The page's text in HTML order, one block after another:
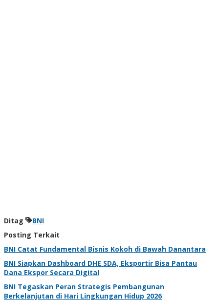
Ditag
BNI
Posting Terkait
BNI Catat Fundamental Bisnis Kokoh di Bawah Danantara
BNI Siapkan Dashboard DHE SDA, Eksportir Bisa Pantau
Dana Ekspor Secara Digital
BNI Tegaskan Peran Strategis Pembangunan
Berkelanjutan di Hari Lingkungan Hidup 2026